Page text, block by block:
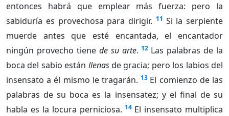
entonces habrá que emplear más fuerza: pero la
sabiduría es provechosa para dirigir. 11 Si la serpiente
muerde antes que esté encantada, el encantador
ningún provecho tiene de su arte. 12 Las palabras de la
boca del sabio están llenasde gracia; pero los labios del
insensato a él mismo le tragarán. 13 El comienzo de las
palabras de su boca es la insensatez; y el final de su
habla es la locura perniciosa. 14 El insensato multiplica